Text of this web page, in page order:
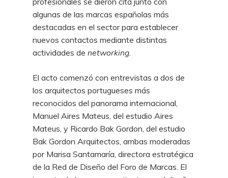
algunas de las marcas españolas más
destacadas en el sector para establecer
nuevos contactos mediante distintas
actividades de networking
El acto comenzó con entrevistas a dos de
los arquitectos portugueses más
reconocidos del panorama internacional,
Manuel Aires Mateus, del estudio Aires
Mateus, y Ricardo Bak Gordon, del estudio
Bak Gordon Arquitectos, ambas moderadas
por Marisa Santamaría, directora estratégica
de la Red de Diseño del Foro de Marcas. El